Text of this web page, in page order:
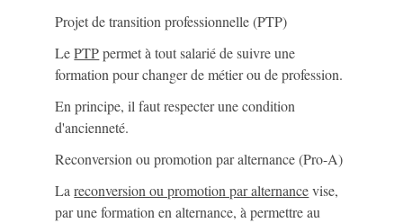
Projet de transition professionnelle (PTP)
LePTPpermet à tout salarié de suivre une
formation pour changer de métier ou de profession.
En principe, il faut respecter une condition
d'ancienneté.
Reconversion ou promotion par alternance (Pro-A)
Lareconversion ou promotion par alternancevise,
par une formation en alternance, à permettre au